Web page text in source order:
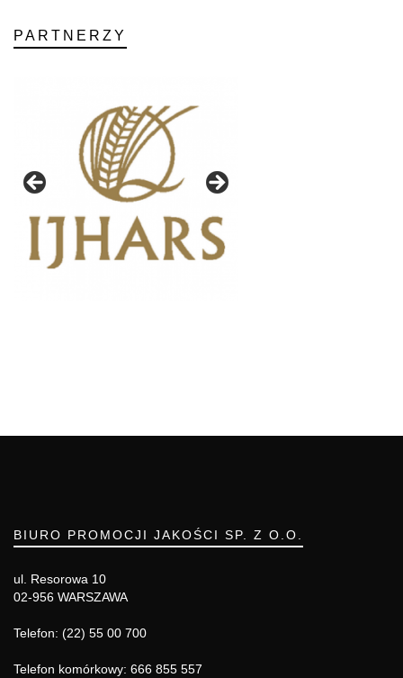
PARTNERZY
BIURO PROMOCJI JAKOŚCI SP. Z O.O.
ul. Resorowa 10
02-956 WARSZAWA
Telefon: (22) 55 00 700
Telefon komórkowy: 666 855 557